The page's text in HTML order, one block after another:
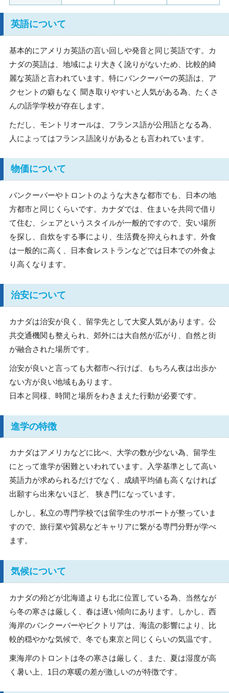
英語について
基本的にアメリカ英語の言い回しや発音と同じ英語です。カ
ナダの英語は、地域により大きく訛りがないため、比較的綺
麗な英語と言われています。特にバンクーバーの英語は、ア
クセントの癖もなく 聞き取りやすいと人気がある為、たくさ
んの語学学校が存在します。
ただし、モントリオールは、フランス語が公用語となる為、
人によってはフランス語訛りがあるとも言われています。
物価について
バンクーバーやトロントのような大きな都市でも、日本の地
方都市と同じくらいです。カナダでは、住まいを共同で借り
て住む、シェアというスタイルが一般的ですので、安い場所
を探し、自炊をする事により、生活費を抑えられます。外食
は一般的に高く、日本食レストランなどでは日本での外食よ
り高くなります。
治安について
カナダは治安が良く、留学先として大変人気があります。公
共交通機関も整えられ、郊外には大自然が広がり、自然と街
が融合された場所です。
治安が良いと言っても大都市へ行けば、もちろん夜は出歩か
ない方が良い地域もあります。
日本と同様、時間と場所をわきまえた行動が必要です。
進学の特徴
カナダはアメリカなどに比べ、大学の数が少ない為、留学生
にとって進学が困難といわれています。入学基準として高い
英語力が求められるだけでなく、成績平均値も高くなければ
出願すら出来ないほど、 狭き門になっています。
しかし、私立の専門学校では留学生のサポートが整っていま
すので、旅行業や貿易などキャリアに繋がる専門分野が学べ
ます。
気候について
カナダの殆どが北海道よりも北に位置している為、当然なが
ら冬の寒さは厳しく、春は遅い傾向にあります。しかし、西
海岸のバンクーバーやビクトリアは、海流の影響により、比
較的穏やかな気候で、冬でも東京と同じくらいの気温です。
東海岸のトロントは冬の寒さは厳しく、また、夏は湿度が高
く暑い上、1日の寒暖の差が激しいのが特徴です。